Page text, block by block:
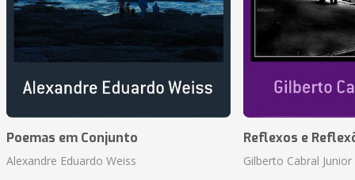
Poemas em Conjunto
Alexandre Eduardo Weiss
Reflexos e
Gilberto Cabral Junior